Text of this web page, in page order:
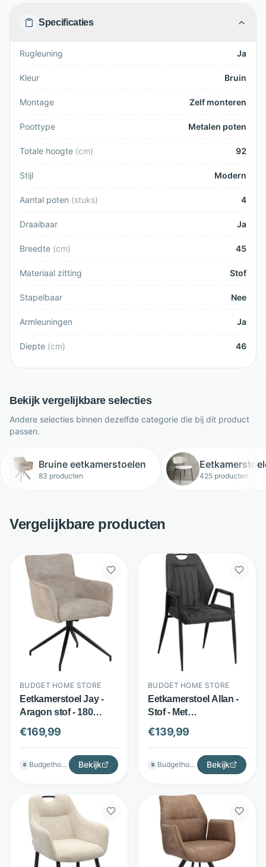
Specificaties
Rugleuning Ja
Kleur Bruin
Montage Zelf monteren
Poottype Metalen poten
Totale hoogte (cm) 92
Stijl Modern
Aantal poten (stuks) 4
Draaibaar Ja
Breedte (cm) 45
Materiaal zitting Stof
Stapelbaar Nee
Armleuningen Ja
Diepte (cm) 46
Bekijk vergelijkbare selecties
Andere selecties binnen dezelfde categorie die bij dit product
passen.
Bruine eetkamerstoelen
83 producten 425 producten
Vergelijkbare producten
BUDGET HOME STORE
Eetkamerstoel Jay -
Aragon stof - 180
graden draaibaar -
Beige - Budget Home
Store
€169,99
B Budgethomestore Bekijk
BUDGET HOME STORE
Eetkamerstoel Allan -
Stof - Met
armleuningen -
Antraciet - Budget
Home Store
€139,99
B Budgethomestore Bekijk